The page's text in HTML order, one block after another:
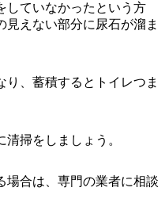
していなかったという方
見えない部分に尿石が溜ま
り、蓄積するとトイレつま
掃をしましょう。
場合は、専門の業者に相談